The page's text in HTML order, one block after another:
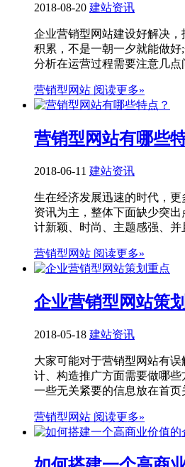
2018-08-20 建站资讯
企业营销型网站建设好解决
积累，不是一朝一夕就能做
分析在运营过程需要注意几
营销型网站 阅读更多»
营销型网站有哪些
2018-06-11 建站资讯
生在经济发展迅速的时代，
资讯为主，整体下面缺少突
计新颖、时尚、主题感强、
营销型网站 阅读更多»
企业营销型网站策
2018-05-18 建站资讯
大家可能对于营销型网站有
计、构造推广方面需要做哪
一些无关紧要的信息放在首
营销型网站 阅读更多»